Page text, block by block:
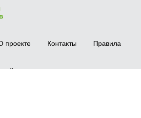
проекте Контакты Правила
Вопрос-ответ